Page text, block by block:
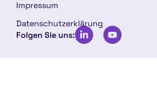
Impressum
Datenschutzerklärung
Folgen Sie uns: